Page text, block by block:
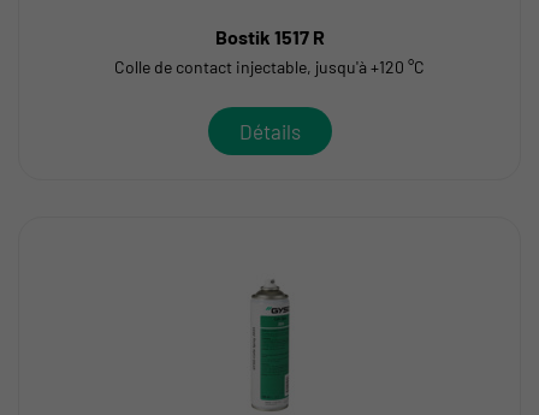
Bostik 1517 R
Colle de contact injectable, jusqu'à +120 °C
Détails